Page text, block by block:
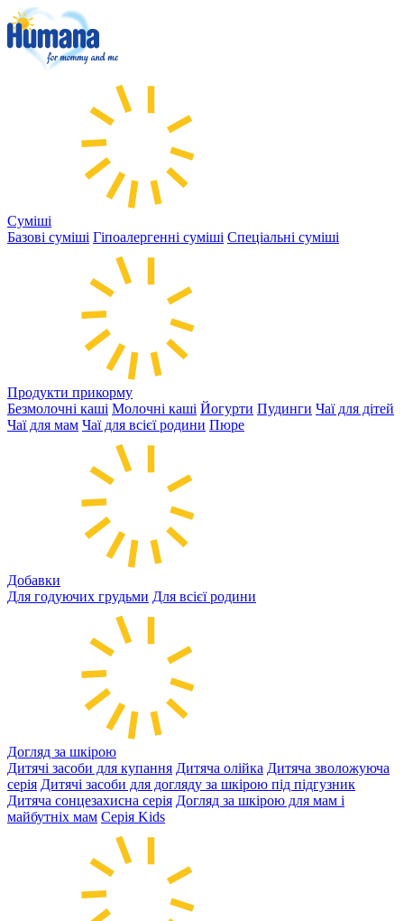
Суміші
Базові суміші Гіпоалергенні суміші Спеціальні суміші
Продукти прикорму
Безмолочні каші Молочні каші Йогурти Пудинги Чаї для дітей
Чаї для мам Чаї для всієї родини Пюре
Добавки
Для годуючих грудьми Для всієї родини
Догляд за шкірою
Дитячі засоби для купання Дитяча олійка Дитяча зволожуюча
серія Дитячі засоби для догляду за шкірою під підгузник
Дитяча сонцезахисна серія Догляд за шкірою для мам і
майбутніх мам Серія Kids